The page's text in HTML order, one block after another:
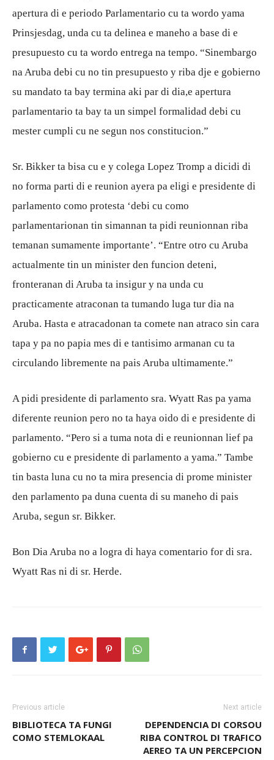
apertura di e periodo Parlamentario cu ta wordo yama
Prinsjesdag, unda cu ta delinea e maneho a base di e
presupuesto cu ta wordo entrega na tempo. “Sinembargo
na Aruba debi cu no tin presupuesto y riba dje e gobierno
su mandato ta bay termina aki par di dia,e apertura
parlamentario ta bay ta un simpel formalidad debi cu
mester cumpli cu ne segun nos constitucion.”
Sr. Bikker ta bisa cu e y colega Lopez Tromp a dicidi di
no forma parti di e reunion ayera pa eligi e presidente di
parlamento como protesta ‘debi cu como
parlamentarionan tin simannan ta pidi reunionnan riba
temanan sumamente importante’. “Entre otro cu Aruba
actualmente tin un minister den funcion deteni,
fronteranan di Aruba ta insigur y na unda cu
practicamente atraconan ta tumando luga tur dia na
Aruba. Hasta e atracadonan ta comete nan atraco sin cara
tapa y pa no papia mes di e tantisimo armanan cu ta
circulando libremente na pais Aruba ultimamente.”
A pidi presidente di parlamento sra. Wyatt Ras pa yama
diferente reunion pero no ta haya oido di e presidente di
parlamento. “Pero si a tuma nota di e reunionnan lief pa
gobierno cu e presidente di parlamento a yama.” Tambe
tin basta luna cu no ta mira presencia di prome minister
den parlamento pa duna cuenta di su maneho di pais
Aruba, segun sr. Bikker.
Bon Dia Aruba no a logra di haya comentario for di sra.
Wyatt Ras ni di sr. Herde.
Previous article
BIBLIOTECA TA FUNGI
COMO STEMLOKAAL
Next article
DEPENDENCIA DI CORSOU
RIBA CONTROL DI TRAFICO
AEREO TA UN PERCEPCION